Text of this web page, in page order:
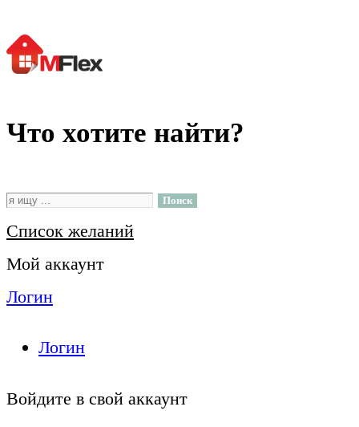
Что хотите найти?
Поиск
Список желаний
Мой аккаунт
Логин
Логин
Войдите в свой аккаунт